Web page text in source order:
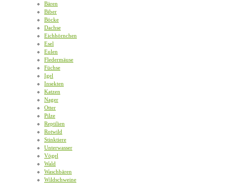
Bären
Biber
Böcke
Dachse
Eichhörnchen
Esel
Eulen
Fledermäuse
Füchse
Igel
Insekten
Katzen
Nager
Otter
Pilze
Reptilien
Rotwild
Stinktiere
Unterwasser
Vögel
Wald
Waschbären
Wildschweine